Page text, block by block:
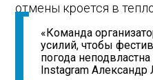
отмены кроется в
«Команда
усилий, чтобы
погода
Instagram Александр